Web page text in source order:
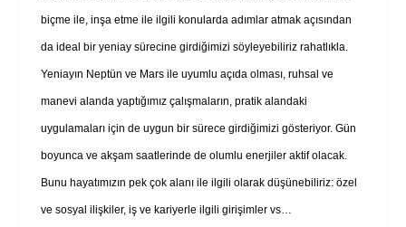
biçme ile, inşa etme ile ilgili konularda adımlar atmak açısından
da ideal bir yeniay sürecine girdiğimizi söyleyebiliriz rahatlıkla.
Yeniayın Neptün ve Mars ile uyumlu açıda olması, ruhsal ve
manevi alanda yaptığımız çalışmaların, pratik alandaki
uygulamaları için de uygun bir sürece girdiğimizi gösteriyor. Gün
boyunca ve akşam saatlerinde de olumlu enerjiler aktif olacak.
Bunu hayatımızın pek çok alanı ile ilgili olarak düşünebiliriz: özel
ve sosyal ilişkiler, iş ve kariyerle ilgili girişimler vs…